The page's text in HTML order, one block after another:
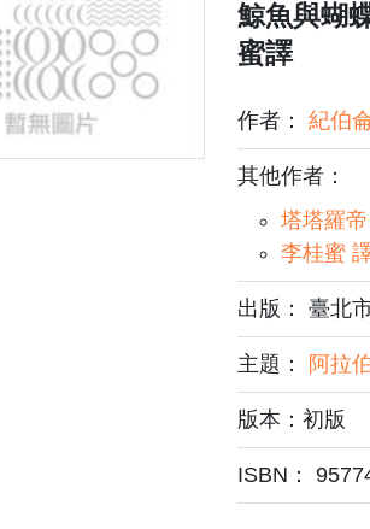
鯨魚與蝴
蜜譯
作者： 紀伯
其他作者：
塔塔羅
李桂蜜
出版： 臺北
主題： 阿拉
版本：初版
ISBN：